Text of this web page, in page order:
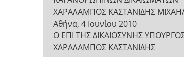
ΧΑΡΑΛΑΜΠΟΣ ΚΑΣΤΑΝΙΔΗΣ
Αθήνα, 4 Ιουνίου 2010
Ο ΕΠΙ ΤΗΣ ΔΙΚΑΙΟΣΥΝΗΣ
ΧΑΡΑΛΑΜΠΟΣ ΚΑΣΤΑΝΙΔΗΣ